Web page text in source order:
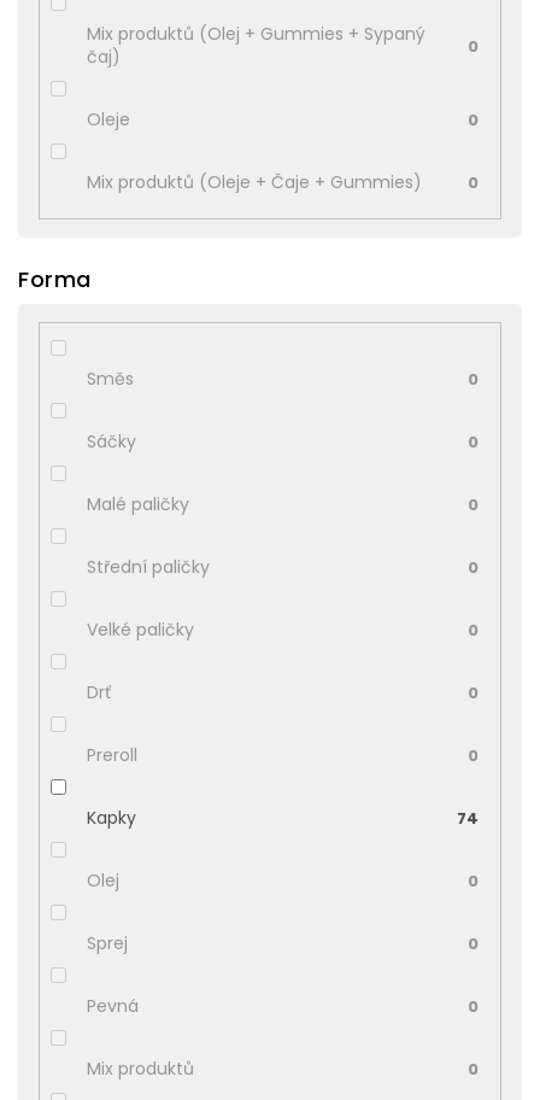
Mix produktů (Olej + Gummies + Sypaný
čaj)
0
Oleje 0
Mix produktů (Oleje + Čaje + Gummies) 0
Forma
Směs 0
Sáčky 0
Malé paličky 0
Střední paličky 0
Velké paličky 0
Drť 0
Preroll 0
Kapky 74
Olej 0
Sprej 0
Pevná 0
Mix produktů 0